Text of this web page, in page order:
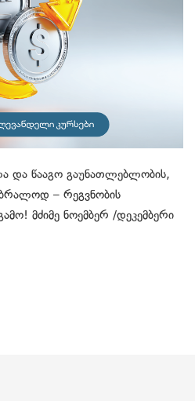
და წააგო გაუნათლებლობის,
– რეგვნობის
მძიმე ნოემბერ /დეკემბერი